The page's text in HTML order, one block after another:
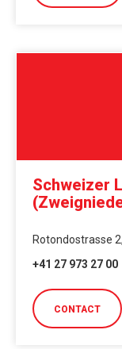
Schweizer
Rotondostrasse
+41 27 973 27 00
CONTACT